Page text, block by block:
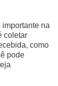
na
coletar
como
pode